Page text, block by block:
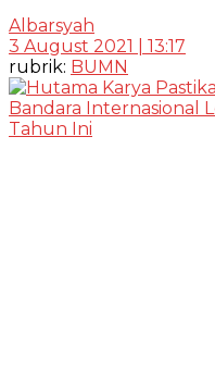
Albarsyah
3 August 2021 | 13:17
rubrik: BUMN